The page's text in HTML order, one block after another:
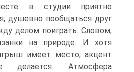
в студии приятно
душевно пообщаться друг
делом поиграть. Словом,
на природе. И хотя
имеет место, акцент
Атмосфера